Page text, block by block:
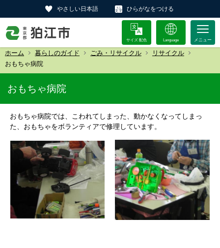
やさしい日本語 ひらがなをつける
サイズ 配色 Language
ホーム 暮らしのガイド ごみ・リサイクル
リサイクル
おもちゃ病院
おもちゃ病院
おもちゃ病院では、こわれてしまった、動かなくなってしまっ
た、おもちゃをボランティアで修理しています。